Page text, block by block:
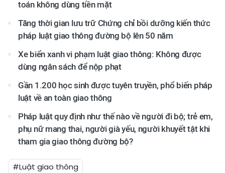
toán không dùng tiền mặt
Tăng thời gian lưu trữ Chứng chỉ bồi dưỡng kiến thức
pháp luật giao thông đường bộ lên 50 năm
Xe biển xanh vi phạm luật giao thông: Không được
dùng ngân sách để nộp phạt
Gần 1.200 học sinh được tuyên truyền, phổ biến pháp
luật về an toàn giao thông
Pháp luật quy định như thế nào về người đi bộ; trẻ em,
phụ nữ mang thai, người già yếu, người khuyết tật khi
tham gia giao thông đường bộ?
#Luật giao thông